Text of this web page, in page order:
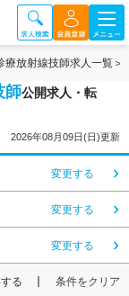
療放射線技師求人一覧
師公開求人・転
2026年08月09日(日)更新
変更する
変更する
変更する
る 条件をクリア